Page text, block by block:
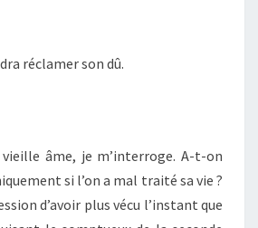
réclamer son dû.
vieille âme, je m’interroge. A-t-on
si l’on a mal traité sa vie ?
d’avoir plus vécu l’instant que